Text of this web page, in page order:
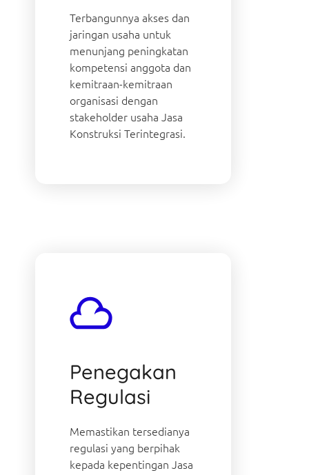
Terbangunnya akses dan
jaringan usaha untuk
menunjang peningkatan
kompetensi anggota dan
kemitraan-kemitraan
organisasi dengan
stakeholder usaha Jasa
Konstruksi Terintegrasi.
Penegakan
Regulasi
Memastikan tersedianya
regulasi yang berpihak
kepada kepentingan Jasa